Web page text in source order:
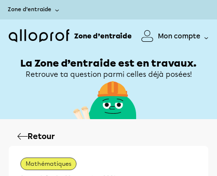
Zone d’entraide
Zone d’entraide Mon compte
La Zone d’entraide est en travaux.
Retrouve ta question parmi celles déjà posées!
Retour
Mathématiques